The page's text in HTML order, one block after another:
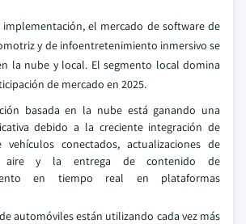
el mercado de software de
y de infoentretenimiento inmersivo se
la nube y local. El segmento local domina
de mercado en 2025.
basada en la nube está ganando una
debido a la creciente integración de
vehículos conectados, actualizaciones de
aire y la entrega de contenido de
en tiempo real en plataformas
automóviles están utilizando cada vez más